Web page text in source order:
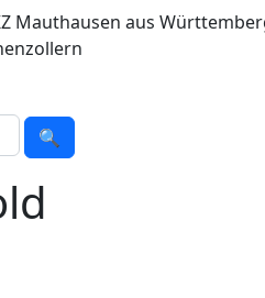
Mauthausen aus
🔍